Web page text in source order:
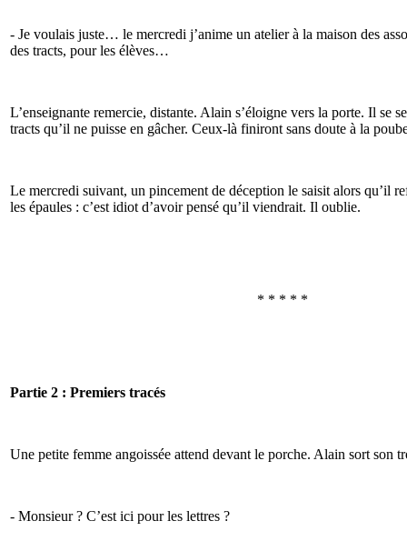
- Je voulais juste… le mercredi j’anime un atelier à la maison des
des tracts, pour les élèves…
L’enseignante remercie, distante. Alain s’éloigne vers la porte. Il se
tracts qu’il ne puisse en gâcher. Ceux-là finiront sans doute à la
Le mercredi suivant, un pincement de déception le saisit alors qu’il
les épaules : c’est idiot d’avoir pensé qu’il viendrait. Il oublie.
* * * * *
Partie 2 : Premiers tracés
Une petite femme angoissée attend devant le porche. Alain sort son
- Monsieur ? C’est ici pour les lettres ?